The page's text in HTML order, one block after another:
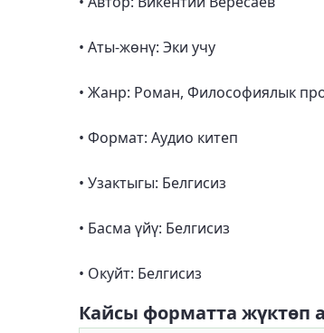
• Аты-жөнү: Эки учу
• Жанр: Роман, Философиялык
• Формат: Аудио китеп
• Узактыгы: Белгисиз
• Басма үйү: Белгисиз
• Окуйт: Белгисиз
Кайсы форматта жүктөп